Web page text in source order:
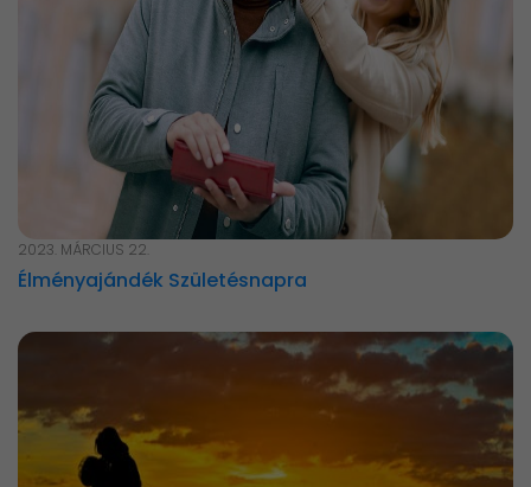
2023. MÁRCIUS 22.
Élményajándék Születésnapra